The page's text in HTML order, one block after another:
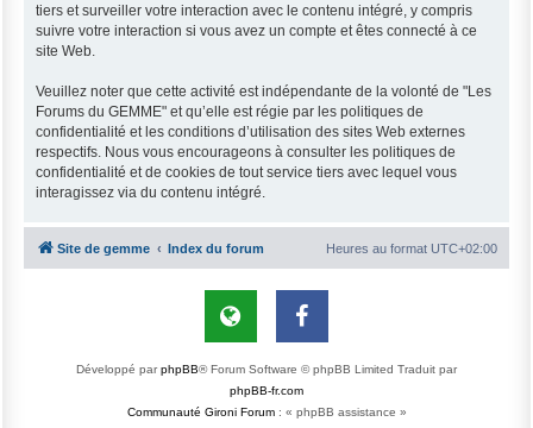
tiers et surveiller votre interaction avec le contenu intégré, y compris
suivre votre interaction si vous avez un compte et êtes connecté à ce
site Web.
Veuillez noter que cette activité est indépendante de la volonté de "Les
Forums du GEMME" et qu’elle est régie par les politiques de
confidentialité et les conditions d’utilisation des sites Web externes
respectifs. Nous vous encourageons à consulter les politiques de
confidentialité et de cookies de tout service tiers avec lequel vous
interagissez via du contenu intégré.
Site de gemme Index du forum Heures au format UTC+02:00
Développé parphpBB® Forum Software © phpBB Limited Traduit par
phpBB-fr.com
Communauté Gironi Forum: « phpBB assistance »